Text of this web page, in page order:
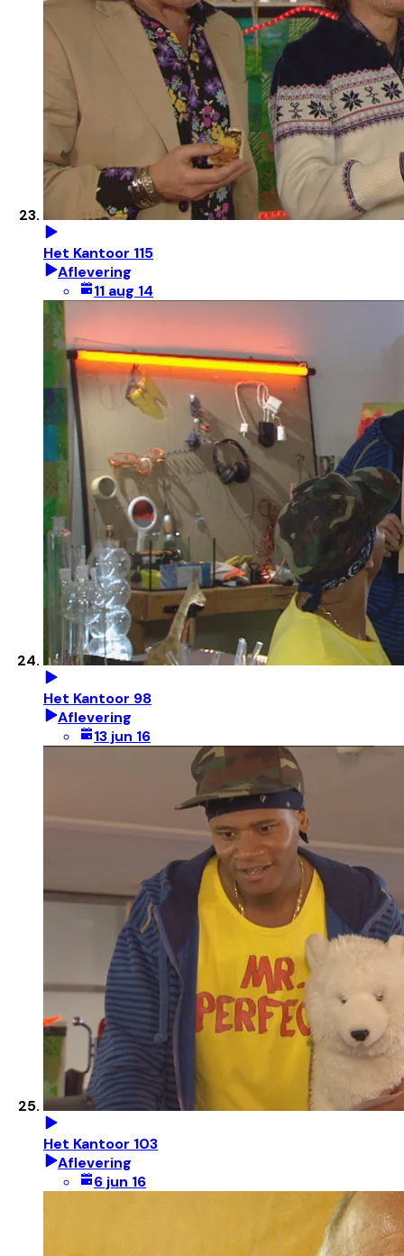
Het Kantoor 115
Aflevering
11 aug 14
Het Kantoor 98
Aflevering
13 jun 16
Het Kantoor 103
Aflevering
6 jun 16